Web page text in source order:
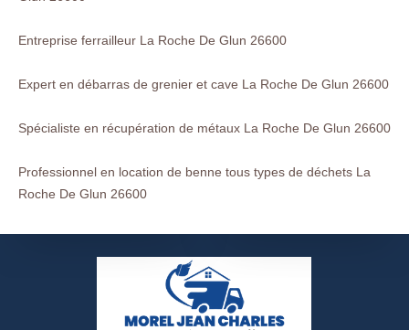
Entreprise ferrailleur La Roche De Glun 26600
Expert en débarras de grenier et cave La Roche De Glun 26600
Spécialiste en récupération de métaux La Roche De Glun 26600
Professionnel en location de benne tous types de déchets La
Roche De Glun 26600